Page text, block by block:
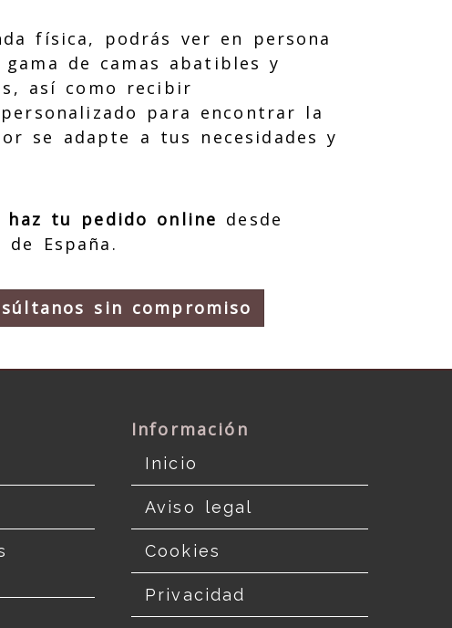
física, podrás ver en persona
de camas abatibles y
así como recibir
para encontrar la
se adapte a tus necesidades y
haz tu pedido online desde
España.
sin compromiso
Información
Inicio
Aviso legal
Cookies
Privacidad